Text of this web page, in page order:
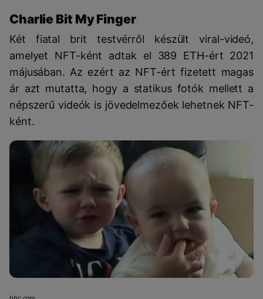
Charlie Bit My Finger
Két fiatal brit testvérről készült viral-videó,
amelyet NFT-ként adtak el 389 ETH-ért 2021
májusában. Az ezért az NFT-ért fizetett magas
ár azt mutatta, hogy a statikus fotók mellett a
népszerű videók is jövedelmezőek lehetnek NFT-
ként.